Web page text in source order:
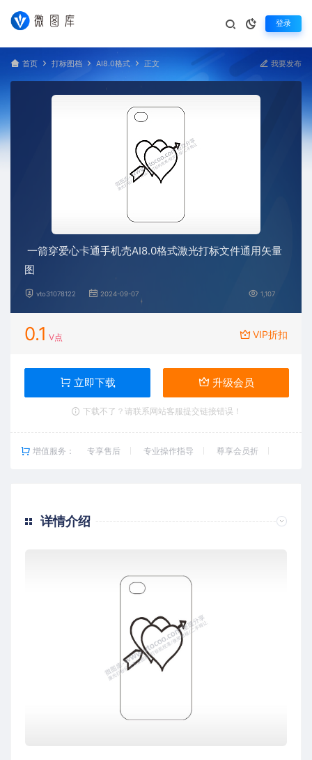
登录
首页 打标图档 AI8.0格式 正文 我要发布
一箭穿爱心卡通手机壳AI8.0格式激光打标文件通用矢量
图
vto31078122 2024-09-07 1,107
0.1 V点 VIP折扣
立即下载 升级会员
下载不了？请联系网站客服提交链接错误！
增值服务： 专享售后 专业操作指导 尊享会员折
详情介绍